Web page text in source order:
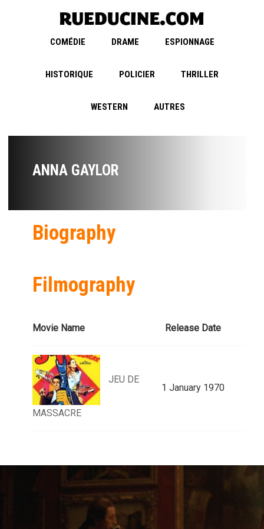
COMÉDIE DRAME ESPIONNAGE
HISTORIQUE POLICIER THRILLER
WESTERN AUTRES
ANNA GAYLOR
Biography
Filmography
Movie Name Release Date
JEU DE
MASSACRE
1 January 1970